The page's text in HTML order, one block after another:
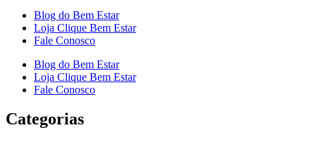
Blog do Bem Estar
Loja Clique Bem Estar
Fale Conosco
Blog do Bem Estar
Loja Clique Bem Estar
Fale Conosco
Categorias